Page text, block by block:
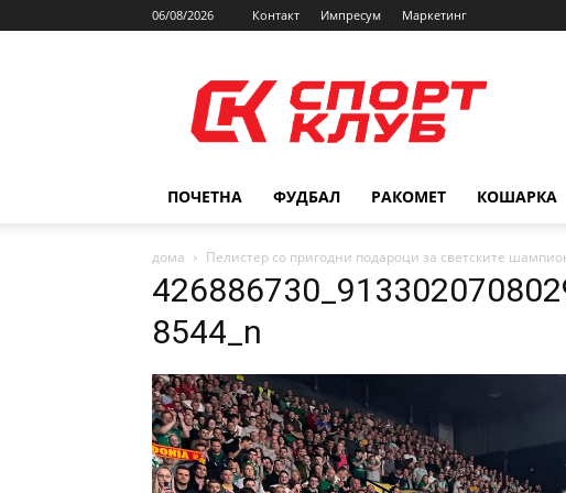
06/08/2026 Контакт Импресум Маркетинг
ПОЧЕТНА ФУДБАЛ РАКОМЕТ КОШАРКА
дома Пелистер со пригодни подароци за светските
8544_n